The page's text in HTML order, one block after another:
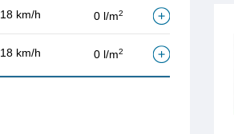
18 km/h 0 l/m2
18 km/h 0 l/m2